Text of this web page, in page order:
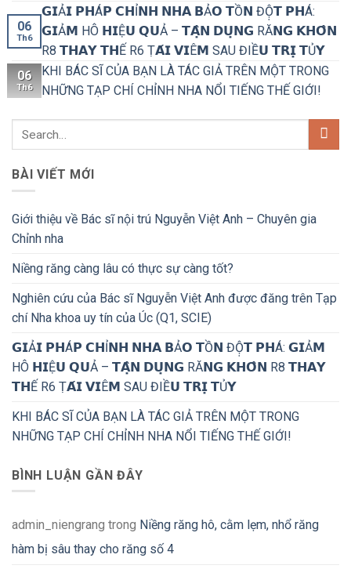
06
Th6
𝗚𝗜Ả𝗜 𝗣𝗛Á𝗣 𝗖𝗛Ỉ𝗡𝗛 𝗡𝗛𝗔 𝗕Ả𝗢 𝗧Ồ𝗡 ĐỘ̣𝗧 𝗣𝗛Á:
𝗚𝗜Ả𝗠 HÔ 𝗛𝗜Ệ𝗨 𝗤𝗨Ả – 𝗧𝗔̣̂𝗡 𝗗𝗨̣𝗡𝗚 RĂ𝗡𝗚 𝗞𝗛𝗢̂𝗡
R8 𝗧𝗛𝗔𝗬 𝗧𝗛Ế R6 Ṭ𝗔́𝗜 𝗩𝗜Ê𝗠 SAU ĐIỀ𝗨 𝗧𝗥𝗜̣ 𝗧Ủ𝗬
06
Th6
KHI BÁC SĨ CỦA BẠN LÀ TÁC GIẢ TRÊN MỘT TRONG
NHỮNG TẠP CHÍ CHỈNH NHA NỔI TIẾNG THẾ GIỚI!
BÀI VIẾT MỚI
Giới thiệu về Bác sĩ nội trú Nguyễn Việt Anh – Chuyên gia
Chỉnh nha
Niềng răng càng lâu có thực sự càng tốt?
Nghiên cứu của Bác sĩ Nguyễn Việt Anh được đăng trên Tạp
chí Nha khoa uy tín của Úc (Q1, SCIE)
𝗚𝗜Ả𝗜 𝗣𝗛Á𝗣 𝗖𝗛Ỉ𝗡𝗛 𝗡𝗛𝗔 𝗕Ả𝗢 𝗧Ồ𝗡 ĐỘ̣𝗧 𝗣𝗛Á: 𝗚𝗜Ả𝗠
HÔ 𝗛𝗜Ệ𝗨 𝗤𝗨Ả – 𝗧𝗔̣̂𝗡 𝗗𝗨̣𝗡𝗚 RĂ𝗡𝗚 𝗞𝗛𝗢̂𝗡 R8 𝗧𝗛𝗔𝗬
𝗧𝗛Ế R6 Ṭ𝗔́𝗜 𝗩𝗜Ê𝗠 SAU ĐIỀ𝗨 𝗧𝗥𝗜̣ 𝗧Ủ𝗬
KHI BÁC SĨ CỦA BẠN LÀ TÁC GIẢ TRÊN MỘT TRONG
NHỮNG TẠP CHÍ CHỈNH NHA NỔI TIẾNG THẾ GIỚI!
BÌNH LUẬN GẦN ĐÂY
admin_niengrang trong Niềng răng hô, cằm lẹm, nhổ răng
hàm bị sâu thay cho răng số 4